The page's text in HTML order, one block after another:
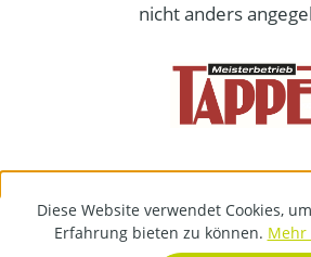
nicht anders
Diese Website verwendet Cookies,
Erfahrung bieten zu können. Mehr